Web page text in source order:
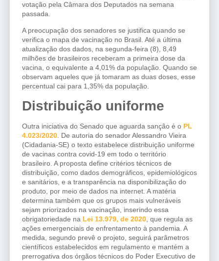
votação pela Câmara dos Deputados na semana
passada.
A preocupação dos senadores se justifica quando se
verifica o mapa de vacinação no Brasil. Até a última
atualização dos dados, na segunda-feira (8), 8,49
milhões de brasileiros receberam a primeira dose da
vacina, o equivalente a 4,01% da população. Quando se
observam aqueles que já tomaram as duas doses, esse
percentual cai para 1,35% da população.
Distribuição uniforme
Outra iniciativa do Senado que aguarda sanção é o PL
4.023/2020 . De autoria do senador Alessandro Vieira
(Cidadania-SE) o texto estabelece distribuição uniforme
de vacinas contra covid-19 em todo o território
brasileiro. A proposta define critérios técnicos de
distribuição, como dados demográficos, epidemiológicos
e sanitários, e a transparência na disponibilização do
produto, por meio de dados na internet. A matéria
determina também que os grupos mais vulneráveis
sejam priorizados na vacinação, inserindo essa
obrigatoriedade na Lei 13.979, de 2020 , que regula as
ações emergenciais de enfrentamento à pandemia. A
medida, segundo prevê o projeto, seguirá parâmetros
científicos estabelecidos em regulamento e mantém a
prerrogativa dos órgãos técnicos do Poder Executivo de